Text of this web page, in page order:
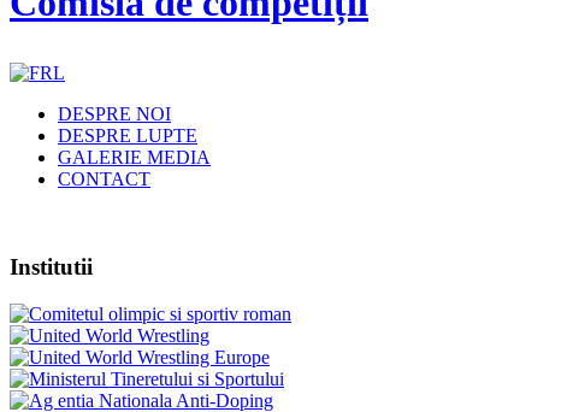
DESPRE NOI
DESPRE LUPTE
GALERIE MEDIA
CONTACT
Institutii